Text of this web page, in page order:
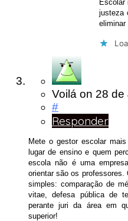
Escolar
justeza
eliminar
Voilá on 28 de
#
Responder
Mete o gestor escolar
lugar de ensino e quem
escola não é uma
orientar são os
simples: comparação de
vitae, defesa pública de
perante juri da área em
superior!